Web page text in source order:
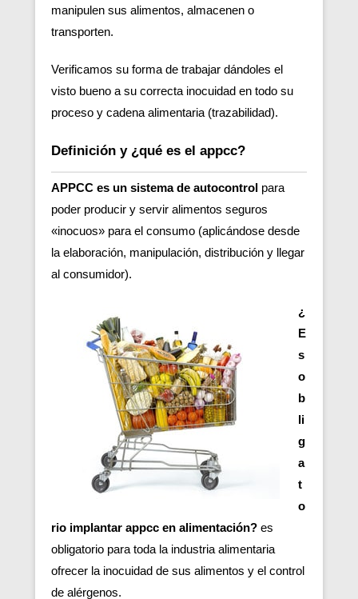
manipulen sus alimentos, almacenen o
transporten.
Verificamos su forma de trabajar dándoles el
visto bueno a su correcta inocuidad en todo su
proceso y cadena alimentaria (trazabilidad).
Definición y ¿qué es el appcc?
APPCC es un sistema de autocontrol para
poder producir y servir alimentos seguros
«inocuos» para el consumo (aplicándose desde
la elaboración, manipulación, distribución y llegar
al consumidor).
¿
E
s
o
b
li
g
a
t
o
rio implantar appcc en alimentación? es
obligatorio para toda la industria alimentaria
ofrecer la inocuidad de sus alimentos y el control
de alérgenos.